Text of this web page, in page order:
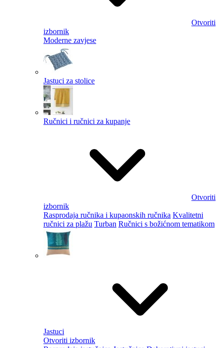
Otvoriti
izbornik
Moderne zavjese
Jastuci za stolice
Ručnici i ručnici za kupanje
Otvoriti
izbornik
Rasprodaja ručnika i kupaonskih ručnika Kvalitetni
ručnici za plažu Turban Ručnici s božićnom tematikom
Jastuci
Otvoriti izbornik